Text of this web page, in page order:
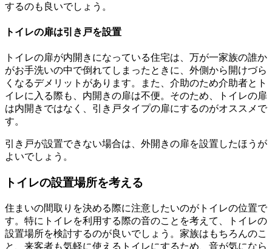
するのも良いでしょう。
トイレの扉は引き戸を設置
トイレの扉が内開きになっている住宅は、万が一家族の誰か
がお手洗いの中で倒れてしまったときに、外側から開けづら
くなるデメリットがあります。また、介助のため介助者とト
イレに入る際も、内開きの扉は不便。そのため、トイレの扉
は内開きではなく、引き戸タイプの扉にするのがオススメで
す。
引き戸が設置できない場合は、外開きの扉を設置したほうが
よいでしょう。
トイレの設置場所を考える
住まいの間取りを決める際に注意したいのがトイレの位置で
す。特にトイレを利用する際の音のことを考えて、トイレの
設置場所を検討するのが良いでしょう。家族はもちろんのこ
と、来客者も気軽に使えるトイレにするため、音が気になら